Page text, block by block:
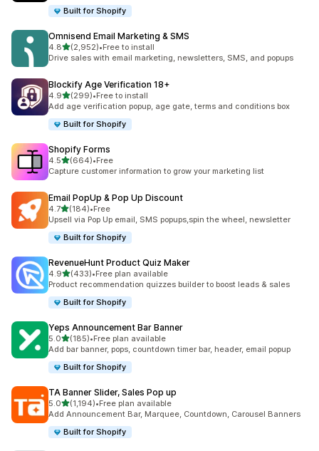
Built for Shopify
Omnisend Email Marketing & SMS
4.8เต็ม 5 ดาว
(2,952)
ทั้งหมด 2952 รีวิว
•Free to install
Drive sales with email marketing, newsletters, SMS, and popups
Blockify Age Verification 18+
4.9เต็ม 5 ดาว
(299)
ทั้งหมด 299 รีวิว
•Free to install
Add age verification popup, age gate, terms and conditions box
Built for Shopify
Shopify Forms
4.5เต็ม 5 ดาว
(664)
ทั้งหมด 664 รีวิว
•Free
Capture customer information to grow your marketing list
Email PopUp & Pop Up Discount
4.7เต็ม 5 ดาว
(184)
ทั้งหมด 184 รีวิว
•Free
Upsell via Pop Up email, SMS popups,spin the wheel, newsletter
Built for Shopify
RevenueHunt Product Quiz Maker
4.9เต็ม 5 ดาว
(433)
ทั้งหมด 433 รีวิว
•Free plan available
Product recommendation quizzes builder to boost leads & sales
Built for Shopify
Yeps Announcement Bar Banner
5.0เต็ม 5 ดาว
(185)
ทั้งหมด 185 รีวิว
•Free plan available
Add bar banner, pops, countdown timer bar, header, email popup
Built for Shopify
TA Banner Slider, Sales Pop up
5.0เต็ม 5 ดาว
(1,194)
ทั้งหมด 1194 รีวิว
•Free plan available
Add Announcement Bar, Marquee, Countdown, Carousel Banners
Built for Shopify